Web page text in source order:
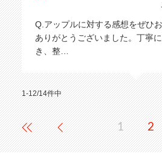
Q.アップルに対する感想をぜひ
ありがとうございました。丁寧
き、整…
1-12/14件中
1 2